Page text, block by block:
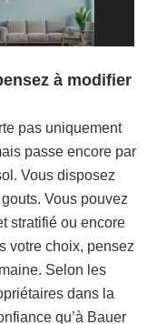
à modifier
pas uniquement
passe encore par
Vous disposez
Vous pouvez
stratifié ou encore
votre choix, pensez
Selon les
dans la
qu’à Bauer